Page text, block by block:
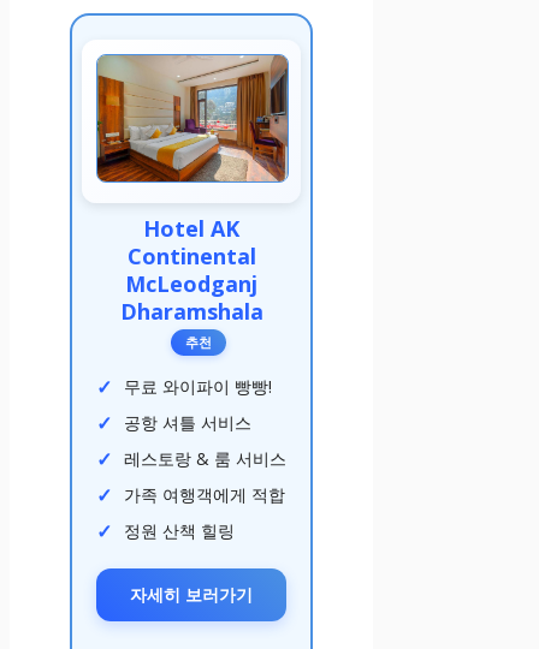
Hotel AK
Continental
McLeodganj
Dharamshala
추천
무료 와이파이 빵빵!
공항 셔틀 서비스
레스토랑 & 룸 서비스
가족 여행객에게 적합
정원 산책 힐링
자세히 보러가기